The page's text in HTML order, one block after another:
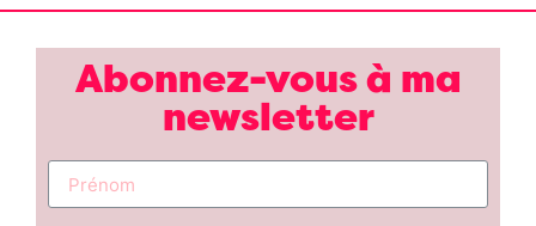
Abonnez-vous à ma
newsletter